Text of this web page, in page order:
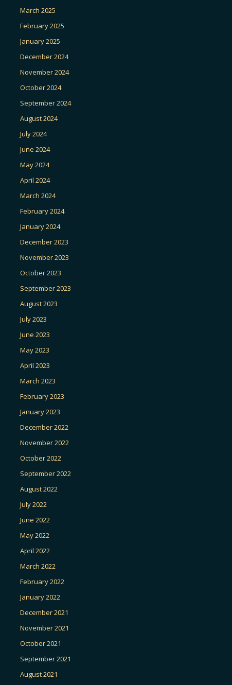
March 2025
February 2025
January 2025
December 2024
November 2024
October 2024
September 2024
August 2024
July 2024
June 2024
May 2024
April 2024
March 2024
February 2024
January 2024
December 2023
November 2023
October 2023
September 2023
August 2023
July 2023
June 2023
May 2023
April 2023
March 2023
February 2023
January 2023
December 2022
November 2022
October 2022
September 2022
August 2022
July 2022
June 2022
May 2022
April 2022
March 2022
February 2022
January 2022
December 2021
November 2021
October 2021
September 2021
August 2021